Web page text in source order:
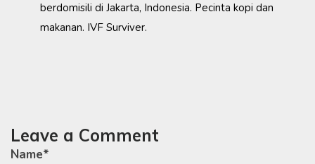
berdomisili di Jakarta, Indonesia. Pecinta kopi dan
makanan. IVF Surviver.
Leave a Comment
Name*